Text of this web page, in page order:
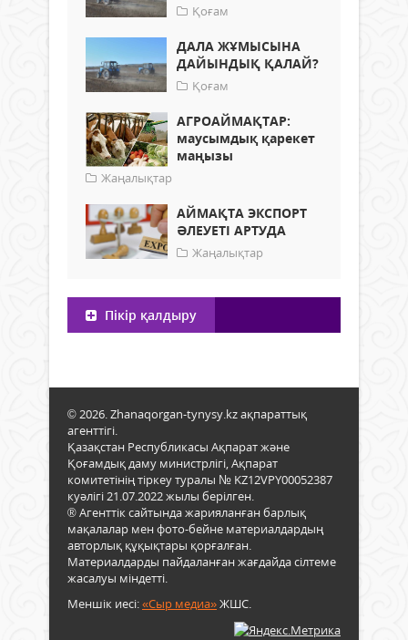
Қоғам
ДАЛА ЖҰМЫСЫНА
ДАЙЫНДЫҚ ҚАЛАЙ?
Қоғам
АГРОАЙМАҚТАР:
маусымдық қарекет
маңызы
Жаңалықтар
АЙМАҚТА ЭКСПОРТ
ӘЛЕУЕТІ АРТУДА
Жаңалықтар
Пікір қалдыру
© 2026. Zhanaqorgan-tynysy.kz ақпараттық
агенттігі.
Қазақстан Республикасы Ақпарат және
Қоғамдық даму министрлігі, Ақпарат
комитетінің тіркеу туралы № KZ12VPY00052387
куәлігі 21.07.2022 жылы берілген.
® Агенттік сайтында жарияланған барлық
мақалалар мен фото-бейне материалдардың
авторлық құқықтары қорғалған.
Материалдарды пайдаланған жағдайда сілтеме
жасалуы міндетті.
Меншік иесі:«Сыр медиа»ЖШС.